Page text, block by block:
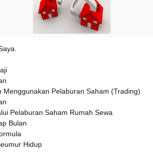
Menggunakan Pelaburan Saham (Trading)
Pelaburan Saham Rumah Sewa
Bulan
Hidup